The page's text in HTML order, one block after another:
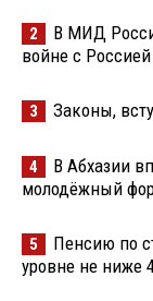
2
В МИД
войне с Россией
3 Законы,
4
В Абхазии
молодёжный
5
Пенсию по
уровне не ниже